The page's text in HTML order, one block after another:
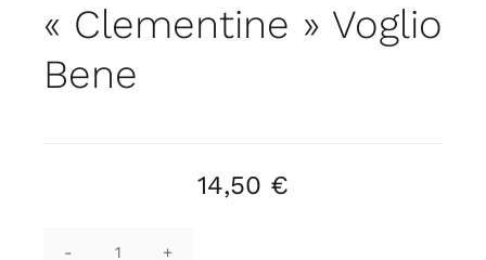
Boutique
« Clementine » Voglio
Bene
14,50 €